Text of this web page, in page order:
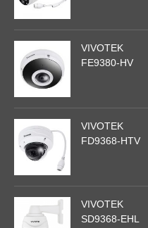
VIVOTEK
FE9380-HV
VIVOTEK
FD9368-HTV
VIVOTEK
SD9368-EHL